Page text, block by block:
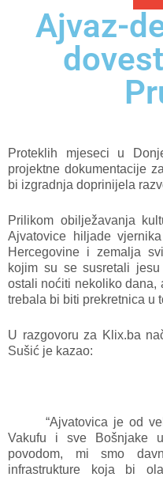
Ajvaz-
Proteklih mjeseci u
projektne dokumentacije
bi izgradnja doprinijela
Prilikom obilježavanja
Ajvatovice hiljade
Hercegovine i zemalja
kojim su se susretali
ostali noćiti nekoliko dana,
trebala bi biti prekretnica u
U razgovoru za Klix.ba
Sušić je kazao:
“Ajvatovica je od
Vakufu i sve Bošnjake
povodom, mi smo
infrastrukture koja bi